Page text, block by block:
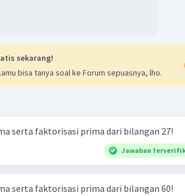
sekarang!
bisa tanya soal ke Forum sepuasnya, lho.
serta faktorisasi prima dari bilangan 27!
Jawaban
serta faktorisasi prima dari bilangan 60!